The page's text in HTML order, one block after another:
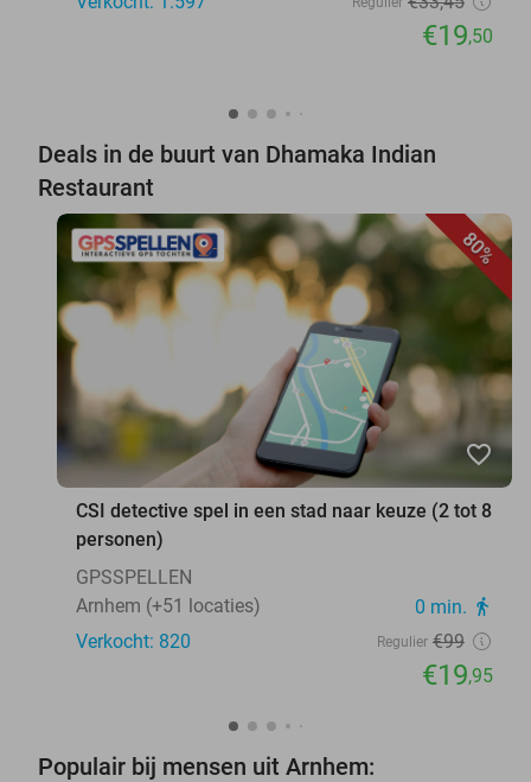
€19,50
Deals in de buurt van Dhamaka Indian
Restaurant
80%
favorite_border
CSI detective spel in een stad naar keuze (2 tot 8
personen)
GPSSPELLEN
Arnhem (+51 locaties)
0 min. directions_walk
Verkocht: 820 Regulier €99
€19,95
Populair bij mensen uit Arnhem: